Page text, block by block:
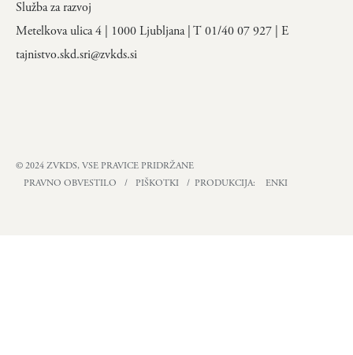
Služba za razvoj
Metelkova ulica 4 | 1000 Ljubljana | T 01/40 07 927 | E
tajnistvo.skd.sri@zvkds.si
© 2024 ZVKDS, VSE PRAVICE PRIDRŽANE
PRAVNO OBVESTILO
/ PIŠKOTKI / PRODUKCIJA: ENKI